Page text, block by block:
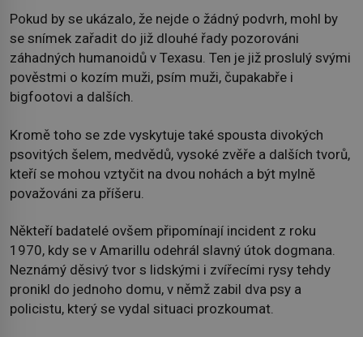
Pokud by se ukázalo, že nejde o žádný podvrh, mohl by
se snímek zařadit do již dlouhé řady pozorováni
záhadných humanoidů v Texasu. Ten je již proslulý svými
pověstmi o kozím muži, psím muži, čupakabře i
bigfootovi a dalších.
Kromě toho se zde vyskytuje také spousta divokých
psovitých šelem, medvědů, vysoké zvěře a dalších tvorů,
kteří se mohou vztyčit na dvou nohách a být mylně
považováni za příšeru.
Někteří badatelé ovšem připomínají incident z roku
1970, kdy se v Amarillu odehrál slavný útok dogmana.
Neznámý děsivý tvor s lidskými i zvířecími rysy tehdy
pronikl do jednoho domu, v němž zabil dva psy a
policistu, který se vydal situaci prozkoumat.